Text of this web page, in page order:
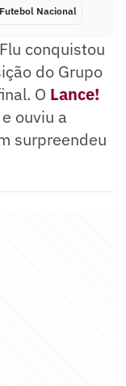
Futebol Nacional
conquistou
do Grupo
O Lance!
ouviu a
surpreendeu